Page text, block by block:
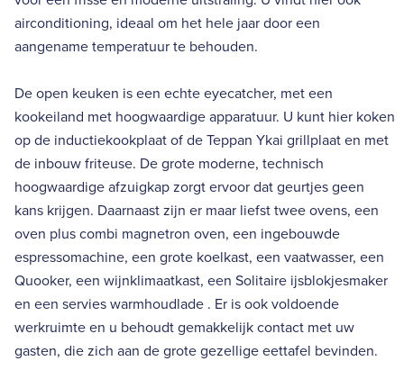
airconditioning, ideaal om het hele jaar door een
aangename temperatuur te behouden.
De open keuken is een echte eyecatcher, met een
kookeiland met hoogwaardige apparatuur. U kunt hier koken
op de inductiekookplaat of de Teppan Ykai grillplaat en met
de inbouw friteuse. De grote moderne, technisch
hoogwaardige afzuigkap zorgt ervoor dat geurtjes geen
kans krijgen. Daarnaast zijn er maar liefst twee ovens, een
oven plus combi magnetron oven, een ingebouwde
espressomachine, een grote koelkast, een vaatwasser, een
Quooker, een wijnklimaatkast, een Solitaire ijsblokjesmaker
en een servies warmhoudlade . Er is ook voldoende
werkruimte en u behoudt gemakkelijk contact met uw
gasten, die zich aan de grote gezellige eettafel bevinden.